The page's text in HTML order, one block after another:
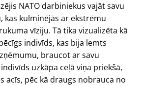
NATO darbiniekus vajāt savu
kas kulminējās ar ekstrēmu
vīziju. Tā tika vizualizēta kā
indivīds, kas bija lemts
braucot ar savu
uzkāpa ceļā viņa priekšā,
acīs, pēc kā draugs nobrauca no